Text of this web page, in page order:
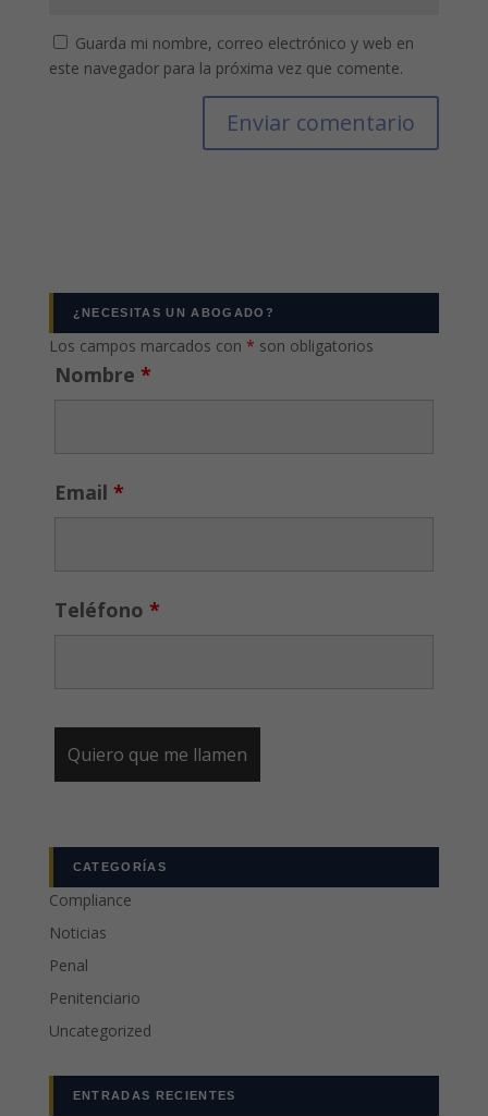
Guarda mi nombre, correo electrónico y web en
este navegador para la próxima vez que comente.
¿NECESITAS UN ABOGADO?
Los campos marcados con * son obligatorios
Nombre *
Email *
Teléfono *
CATEGORÍAS
Compliance
Noticias
Penal
Penitenciario
Uncategorized
ENTRADAS RECIENTES